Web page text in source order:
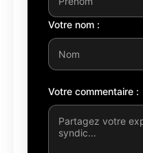
Votre nom :
Votre commentaire :